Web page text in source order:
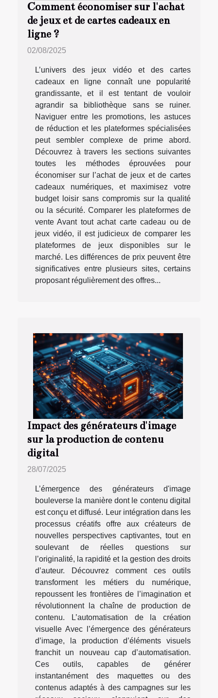
Comment économiser sur l'achat
de jeux et de cartes cadeaux en
ligne ?
02/08/2025
L’univers des jeux vidéo et des cartes
cadeaux en ligne connaît une popularité
grandissante, et il est tentant de vouloir
agrandir sa bibliothèque sans se ruiner.
Naviguer entre les promotions, les astuces
de réduction et les plateformes spécialisées
peut sembler complexe de prime abord.
Découvrez à travers les sections suivantes
toutes les méthodes éprouvées pour
économiser sur l’achat de jeux et de cartes
cadeaux numériques, et maximisez votre
budget loisir sans compromis sur la qualité
ou la sécurité. Comparer les plateformes de
vente Avant tout achat carte cadeau ou de
jeux vidéo, il est judicieux de comparer les
plateformes de jeux disponibles sur le
marché. Les différences de prix peuvent être
significatives entre plusieurs sites, certains
proposant régulièrement des offres...
Impact des générateurs d'image
sur la production de contenu
digital
28/07/2025
L’émergence des générateurs d'image
bouleverse la manière dont le contenu digital
est conçu et diffusé. Leur intégration dans les
processus créatifs offre aux créateurs de
nouvelles perspectives captivantes, tout en
soulevant de réelles questions sur
l’originalité, la rapidité et la gestion des droits
d’auteur. Découvrez comment ces outils
transforment les métiers du numérique,
repoussent les frontières de l’imagination et
révolutionnent la chaîne de production de
contenu. L’automatisation de la création
visuelle Avec l’émergence des générateurs
d’image, la production d’éléments visuels
franchit un nouveau cap d’automatisation.
Ces outils, capables de générer
instantanément des maquettes ou des
contenus adaptés à des campagnes sur les